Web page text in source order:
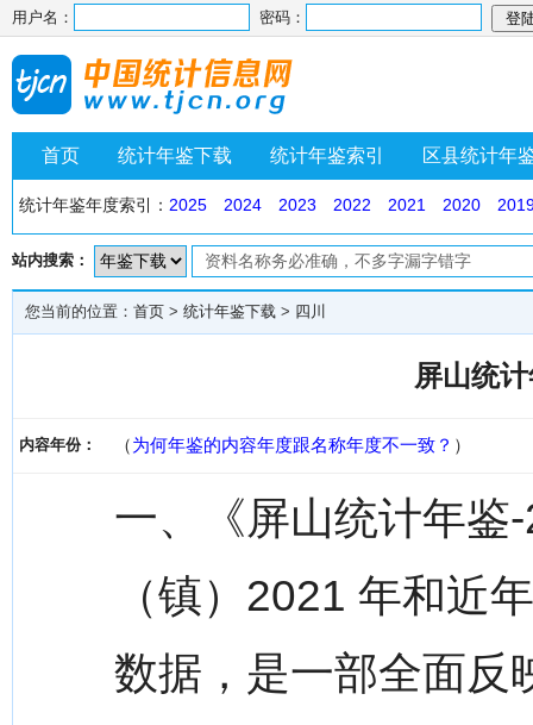
用户名： 密码：
首页 统计年鉴下载 统计年鉴索引 区县统计年
统计年鉴年度索引： 2025 2024 2023 2022 2021 2020
站内搜索：
您当前的位置： 首页 > 统计年鉴下载 > 四川
屏山统
内容年份： （为何年鉴的内容年度跟名称年度不一致？ ）
一、《屏山统计年鉴
（镇）2021 年和近
数据，是一部全面反